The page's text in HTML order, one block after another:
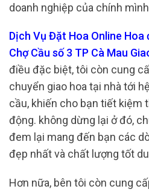
doanh nghiệp của chính
Dịch Vụ Đặt Hoa Online Hoa
Chợ Cầu số 3 TP Cà Mau
điều đặc biệt, tôi còn cung
chuyển giao hoa tại nhà tới
cầu, khiến cho bạn tiết kiệm
động. không dừng lại ở đó,
đem lại mang đến bạn các
đẹp nhất và chất lượng tốt
Hơn nữa, bên tôi còn cung